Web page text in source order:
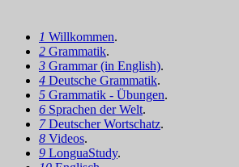
1 Willkommen.
2 Grammatik.
3 Grammar (in English).
4 Deutsche Grammatik.
5 Grammatik - Übungen.
6 Sprachen der Welt.
7Deutscher Wortschatz.
8 Videos.
9 LonguaStudy.